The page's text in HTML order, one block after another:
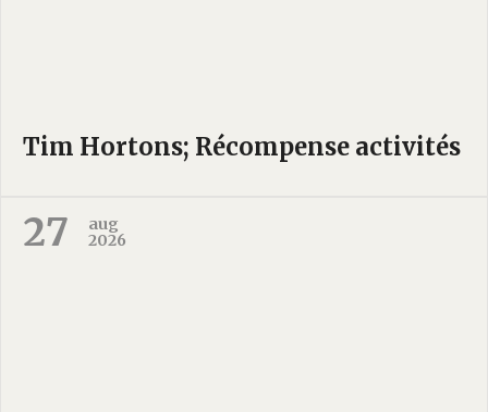
Tim Hortons; Récompense activités
27
aug
2026